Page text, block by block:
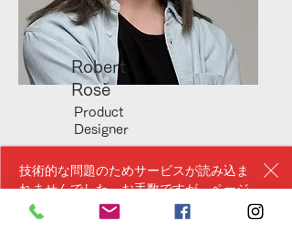
Robert
Rose
Product
Designer
技術的な問題のためサービスが読み込ま
れませんでした。お手数ですが、ページ
を再読み込みしてもう一度お試しくださ
い。